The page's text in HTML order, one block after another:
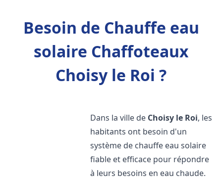
Besoin de Chauffe eau
solaire Chaffoteaux
Choisy le Roi ?
Dans la ville de Choisy le Roi, les
habitants ont besoin d'un
système de chauffe eau solaire
fiable et efficace pour répondre
à leurs besoins en eau chaude.